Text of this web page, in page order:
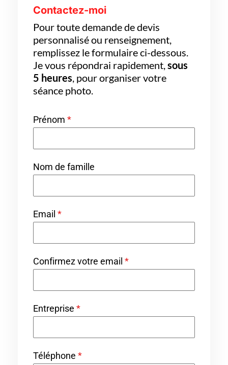
Contactez-moi
Pour toute demande de devis
personnalisé ou renseignement,
remplissez le formulaire ci-dessous.
Je vous répondrai rapidement, sous
5 heures , pour organiser votre
séance photo.
Prénom *
Nom de famille
Email *
Confirmez votre email *
Entreprise *
Téléphone *